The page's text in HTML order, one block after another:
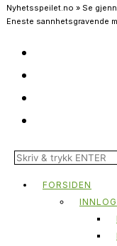
Nyhetsspeilet.no » Se
Eneste sannhetsgravende
FORSIDEN